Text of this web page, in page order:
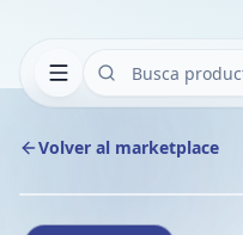
Volver al marketplace
1/1